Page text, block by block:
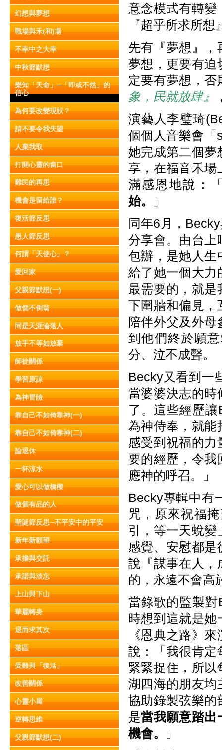
幻想與夢想
戰場與禾(和)場
不幸中之大幸
中秋節默想
樂知「天命」─「即或不然」的
信心
為何要改變現狀？
請不要令我失望
人棄我取
打開心靈的窗口
難民的再思
機會是留給誰？
復活節反思
愚人節反思
何謂「天使心」？
愛回家
父親節默想(一)
做個不倒翁
同是天涯淪落人
放手不等如放棄
師徒關係
學習原諒
為神冒險
靠自己不如倚靠神(一)
靠自己不如倚靠神(二)
論退休
一杯涼水
愛心可以做橋樑
做個有品的人
聖誕節反思─不平安中的平安
新年新願望
承擔與交託
承諾與淡忘
上山與下山
華麗轉身
退而求其次
落區
受難與「復活」
改善關係
心靈小屋
逆轉思維
父親節默想(二)
意念模式有轉變
『超乎所求所
先有『夢想』，
夢想，更要有迫
定要有夢想，
象，民就放肆』
演藝人李璧琦
個個人音樂會「
她完成第二個夢
享，在福音禾場
滿感恩地說：
始。
」
同年6月，
分享會。由台上
包辦，是她人生
給了她一個大力
最需要的，就是
下圍牆和偏見，
陪伴外父及外
到他們終於願
分、泣不成聲。
Becky又看到一
當婆婆決志的時
了。這些經歷
為神侍奉，就能
感受到祝福的力
要的經歷，令我
應神的呼召。」
Becky專輯中有
咒，原來祝福
引，等一天蛻
感覺、安慰都是
說『謀事在人，
的，永遠不會高
當錄歌的監製
時想到這就是她
《恩典之路》
說：「我很肯定
緊緊捉住，所以
湖四海的朋友均
協助錄製弦樂的
是當我願意踏出
機會。
」